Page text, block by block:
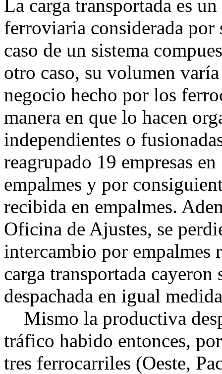
La carga transportada es
ferroviaria considerada
caso de un sistema
otro caso, su volumen
negocio hecho por los
manera en que lo hacen
independientes o
reagrupado 19 empresas
empalmes y por
recibida en empalmes.
Oficina de Ajustes, se
intercambio por empalmes
carga transportada
despachada en igual
Mismo la productiva
tráfico habido entonces,
tres ferrocarriles (Oeste,